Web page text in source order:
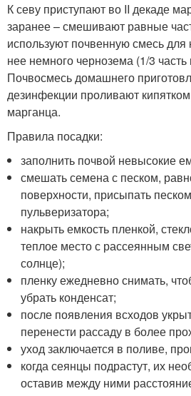
К севу приступают во II декаде
заранее – смешивают равные
используют почвенную смесь для
нее немного чернозема (1/3
Почвосмесь домашнего
дезинфекции проливают
марганца.
Правила посадки:
заполнить почвой невысокие
смешать семена с песком,
поверхности, присыпать
пульверизатора;
накрыть емкость пленкой,
теплое место с рассеянным
солнце);
пленку ежедневно снимать,
убрать конденсат;
после появления всходов
перенести рассаду в более
уход заключается в поливе,
когда сеянцы подрастут, их
оставив между ними